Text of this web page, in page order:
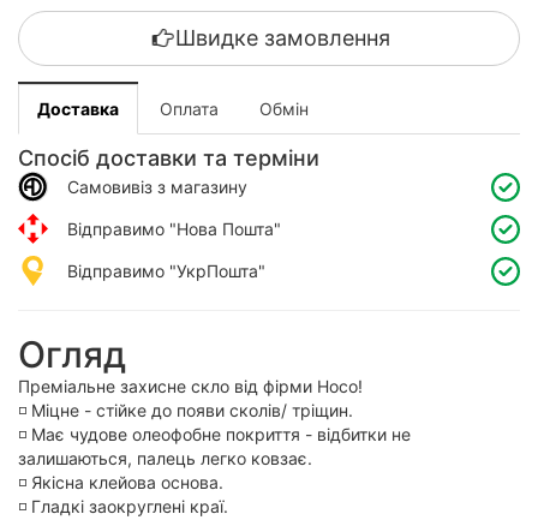
Швидке замовлення
Доставка Оплата Обмін
Спосіб доставки та терміни
Самовивіз з магазину
Відправимо "Нова Пошта"
Відправимо "УкрПошта"
Огляд
Преміальне захисне скло від фірми Hoco!
◽️ Міцне - стійке до появи сколів/ тріщин.
◽️ Має чудове олеофобне покриття - відбитки не
залишаються, палець легко ковзає.
◽️ Якісна клейова основа.
◽️ Гладкі заокруглені краї.